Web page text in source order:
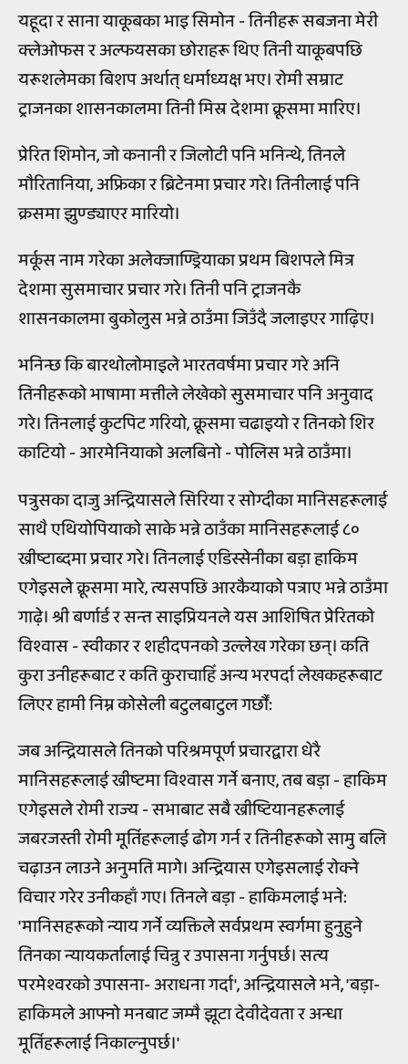
यहूदा र साना याकूबका भाइ सिमोन - तिनीहरू सबजना मेरी
क्लेओफस र अल्फयसका छोराहरू थिए तिनी याकूबपछि
यरूशलेमका बिशप अर्थात् धर्माध्यक्ष भए। रोमी सम्राट
ट्राजनका शासनकालमा तिनी मिस्र देशमा क्रूसमा मारिए।
प्रेरित शिमोन, जो कनानी र जिलोटी पनि भनिन्थे, तिनले
मौरितानिया, अफ्रिका र ब्रिटेनमा प्रचार गरे। तिनीलाई पनि
क्रसमा झुण्ड्याएर मारियो।
मर्कूस नाम गरेका अलेक्जाण्ड्रियाका प्रथम बिशपले मित्र
देशमा सुसमाचार प्रचार गरे। तिनी पनि ट्राजनकै
शासनकालमा बुकोलुस भन्ने ठाउँमा जिउँदै जलाइएर गाढ़िए।
भनिन्छ कि बारथोलोमाइले भारतवर्षमा प्रचार गरे अनि
तिनीहरूको भाषामा मत्तीले लेखेको सुसमाचार पनि अनुवाद
गरे। तिनलाई कुटपिट गरियो, क्रूसमा चढाइयो र तिनको शिर
काटियो - आरमेनियाको अलबिनो - पोलिस भन्ने ठाउँमा।
पत्रुसका दाजु अन्द्रियासले सिरिया र सोग्दीका मानिसहरूलाई
साथै एथियोपियाको साके भन्ने ठाउँका मानिसहरूलाई ८०
ख्रीष्टाब्दमा प्रचार गरे। तिनलाई एडिस्सेनीका बड़ा हाकिम
एगेइसले क्रूसमा मारे, त्यसपछि आरकैयाको पत्राए भन्ने ठाउँमा
गाढ़े। श्री बर्णार्ड र सन्त साइप्रियनले यस आशिषित प्रेरितको
विश्वास - स्वीकार र शहीदपनको उल्लेख गरेका छन्। कति
कुरा उनीहरूबाट र कति कुराचाहिँ अन्य भरपर्दा लेखकहरूबाट
लिएर हामी निम्न कोसेली बटुलबाटुल गर्छौं:
जब अन्द्रियासले तिनको परिश्रमपूर्ण प्रचारद्वारा धेरै
मानिसहरूलाई ख्रीष्टमा विश्वास गर्ने बनाए, तब बड़ा - हाकिम
एगेइसले रोमी राज्य - सभाबाट सबै ख्रीष्टियानहरूलाई
जबरजस्ती रोमी मूर्तिहरूलाई ढोग गर्न र तिनीहरूको सामु बलि
चढ़ाउन लाउने अनुमति मागे। अन्द्रियास एगेइसलाई रोक्ने
विचार गरेर उनीकहाँ गए। तिनले बड़ा - हाकिमलाई भने:
'मानिसहरूको न्याय गर्ने व्यक्तिले सर्वप्रथम स्वर्गमा हुनुहुने
तिनका न्यायकर्तालाई चिन्नु र उपासना गर्नुपर्छ। सत्य
परमेश्वरको उपासना- अराधना गर्दा', अन्द्रियासले भने, 'बड़ा-
हाकिमले आफ्नो मनबाट जम्मै झूटा देवीदेवता र अन्धा
मूर्तिहरूलाई निकाल्नुपर्छ।'